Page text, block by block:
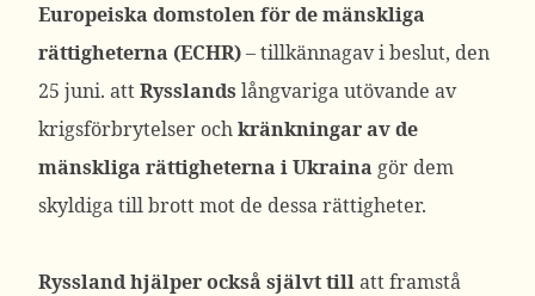
Europeiska domstolen för de mänskliga
rättigheterna (ECHR)– tillkännagav i beslut, den
25 juni. attRysslands långvariga utövande av
krigsförbrytelser ochkränkningar av de
mänskliga rättigheterna i Ukraina gör dem
skyldiga till brott mot de dessa rättigheter.
Ryssland hjälper också självt tillatt framstå